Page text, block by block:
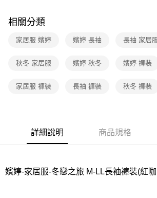
7-11取貨付款
每筆NT$80，滿NT$1,000(含以上)免運費
每筆NT$80，滿NT$1,000(含以上)免運費
宅配
每筆NT$220
每筆NT$80，滿NT$1,000(含以上)免運費
相關分類
家居服 嬪婷 嬪婷 長袖 長袖 家居
秋冬 家居服 嬪婷 秋冬 嬪婷 褲裝
家居服 褲裝 長袖 褲裝 秋冬 褲裝
詳細說明 商品規格
嬪婷-家居服-冬戀之旅 M-LL長袖褲裝(紅